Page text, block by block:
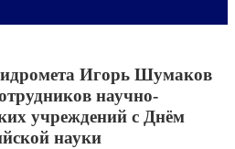
Игорь Шумаков
научно-
учреждений с Днём
науки